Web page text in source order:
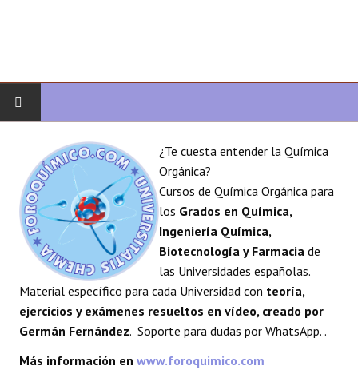
QUÍMICA ORGÁNICA
ORGÁNICA AVANZADA
HETEROCICLOS
SÍNTESIS
ESPECTROSCOPÍA
¿Te cuesta entender la Química
Orgánica?
Cursos de Química Orgánica para
los Grados en Química,
Ingeniería Química,
Biotecnología y Farmacia de
las Universidades españolas.
Material específico para cada Universidad con teoría,
ejercicios y exámenes resueltos en vídeo, creado por
Germán Fernández. Soporte para dudas por WhatsApp. .
Más información en www.foroquimico.com